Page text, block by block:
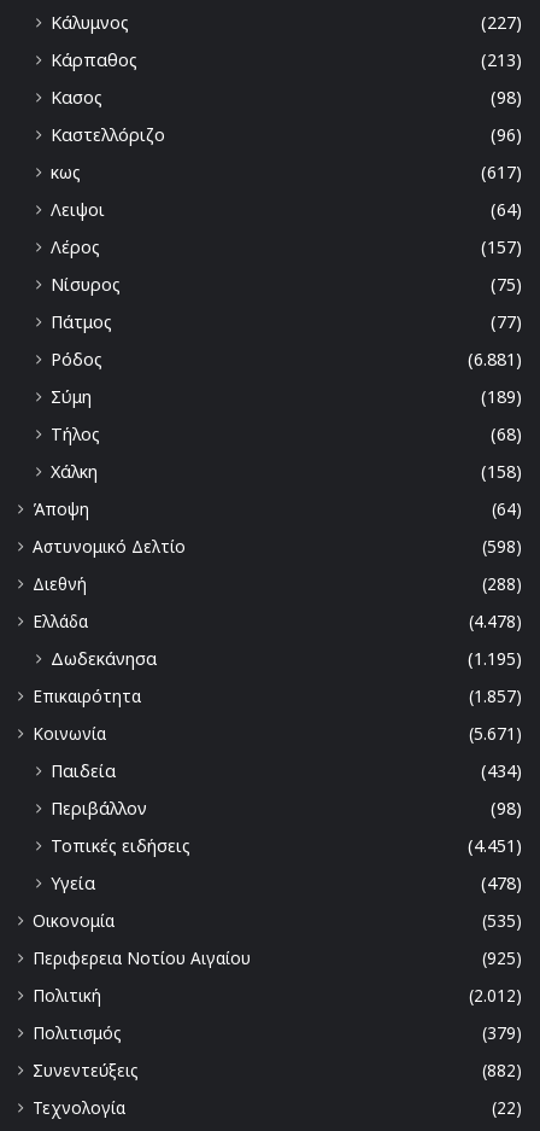
Κάλυμνος
(227)
Κάρπαθος
(213)
Κασος
(98)
Καστελλόριζο
(96)
κως
(617)
Λειψοι
(64)
Λέρος
(157)
Νίσυρος
(75)
Πάτμος
(77)
Ρόδος
(6.881)
Σύμη
(189)
Τήλος
(68)
Χάλκη
(158)
Άποψη
(64)
Αστυνομικό Δελτίο
(598)
Διεθνή
(288)
Ελλάδα
(4.478)
Δωδεκάνησα
(1.195)
Επικαιρότητα
(1.857)
Κοινωνία
(5.671)
Παιδεία
(434)
Περιβάλλον
(98)
Τοπικές ειδήσεις
(4.451)
Υγεία
(478)
Οικονομία
(535)
Περιφερεια Νοτίου Αιγαίου
(925)
Πολιτική
(2.012)
Πολιτισμός
(379)
Συνεντεύξεις
(882)
Τεχνολογία
(22)